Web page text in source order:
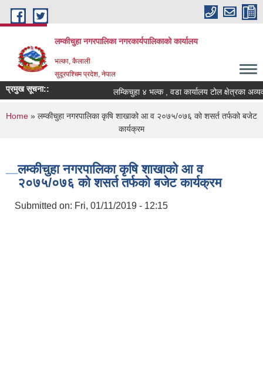
Skip to main content
लम्कीचुहा नगरपालिका नगरकार्यपालिकाको कार्यालय
भल्का, कैलाली
सुदूरपश्चिम प्रदेश, नेपाल
प्रमुख सूचना::
You are here
Home » लम्कीचुहा नगरपालिका कृषि शाखाको आ व २०७५/०७६ को शसर्त तर्फको बजेट
कार्यक्रम
लम्कीचुहा नगरपालिका कृषि शाखाको आ व
२०७५/०७६ को शसर्त तर्फको बजेट कार्यक्रम
Submitted on: Fri, 01/11/2019 - 12:15